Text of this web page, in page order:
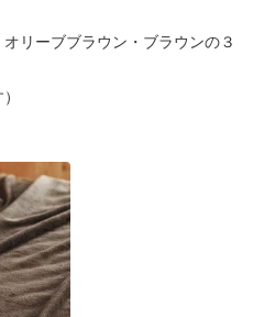
リーブブラウン・ブラウンの３